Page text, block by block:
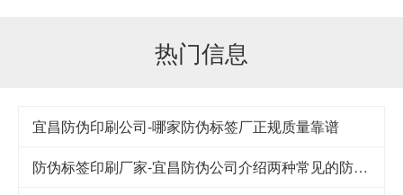
热门信息
宜昌防伪印刷公司-哪家防伪标签厂正规质量靠谱
防伪标签印刷厂家-宜昌防伪公司介绍两种常见的防伪方法